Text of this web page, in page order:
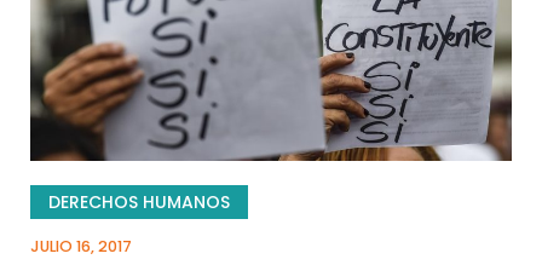
DERECHOS HUMANOS
JULIO 16, 2017